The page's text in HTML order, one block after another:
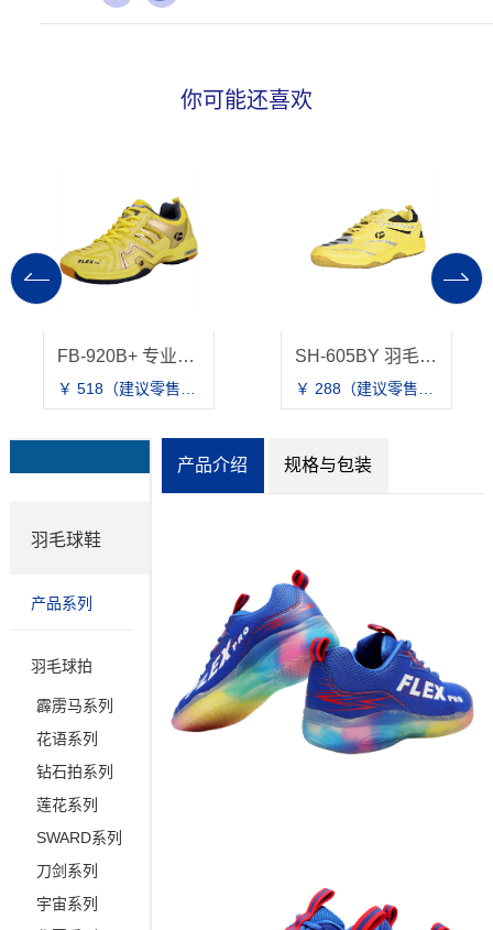
你可能还喜欢
FB-216 羽毛球鞋
产品介绍 规格与包装
羽毛球鞋
产品系列
羽毛球拍
霹雳马系列
花语系列
钻石拍系列
莲花系列
SWARD系列
刀剑系列
宇宙系列